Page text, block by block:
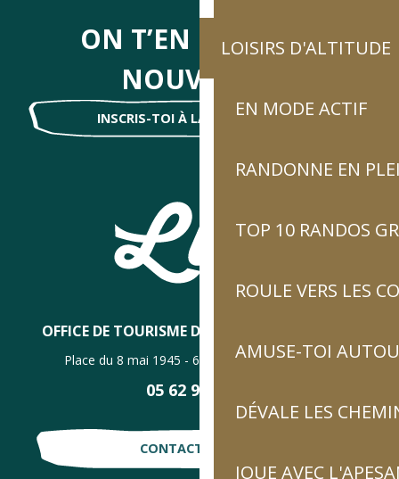
LOISIRS D'ALTITUDE
EN MODE ACTIF
RANDONNE EN
TOP 10 RANDOS
ROULE VERS LES
AMUSE-TOI
DÉVALE LES
JOUE AVEC
ON T’EN DIRA DES
NOUVELLES
INSCRIS-TOI À LA NEWSLETTER !
OFFICE DE TOURISME DE LUZ-SAINT-SAUVEUR
Place du 8 mai 1945 - 65120 Luz-Saint-Sauveur
05 62 92 30 30
CONTACTE-NOUS !